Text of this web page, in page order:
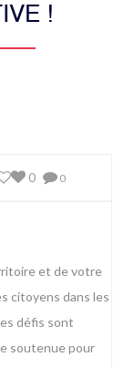
!
0
0
et de votre
citoyens dans les
défis sont
soutenue pour